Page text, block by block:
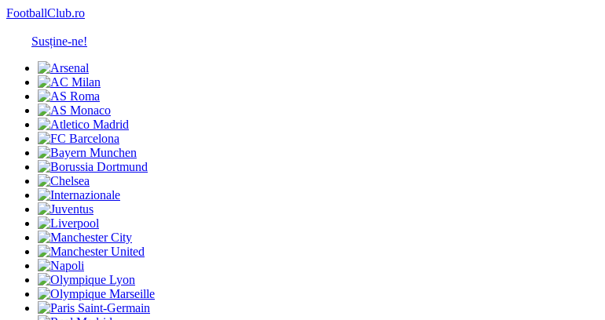
FootballClub.ro
Susține-ne!